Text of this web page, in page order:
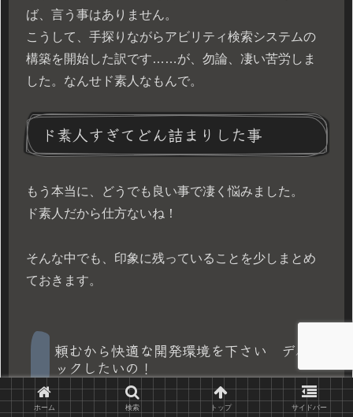
ば、言う事はありません。
こうして、手探りながらアビリティ検索システムの
構築を開始した訳です……が、勿論、凄い苦労しま
した。なんせド素人なもんで。
ド素人すぎてどん詰まりした事
もう本当に、どうでも良い事で凄く悩みました。
ド素人だから仕方ないね！
そんな中でも、印象に残っていることを少しまとめ
ておきます。
頼むから快適な開発環境を下さい デバ
ックしたいの！
ホーム 検索 トップ サイドバー